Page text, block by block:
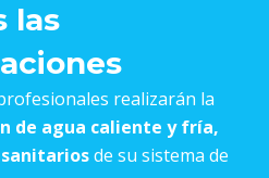
las
realizarán la
de agua caliente y fría,
de su sistema de